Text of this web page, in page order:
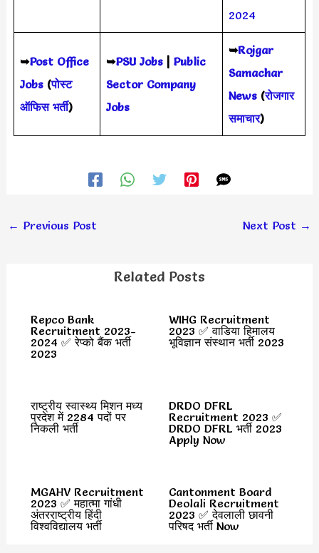
2024
➥Post Office
Jobs(पोस्ट
ऑफिस भर्ती)
➥PSU Jobs| Public
Sector Company
Jobs
➥Rojgar
Samachar
News(रोजगार
समाचार)
← Previous Post Next Post →
Related Posts
Repco Bank
Recruitment 2023-
2024 ✅ रेप्को बैंक भर्ती
2023
WIHG Recruitment
2023 ✅ वाडिया हिमालय
भूविज्ञान संस्थान भर्ती 2023
राष्ट्रीय स्वास्थ्य मिशन मध्य
प्रदेश में 2284 पदों पर
निकली भर्ती
DRDO DFRL
Recruitment 2023 ✅
DRDO DFRL भर्ती 2023
Apply Now
MGAHV Recruitment
2023 ✅ महात्मा गांधी
अंतरराष्ट्रीय हिंदी
विश्वविद्यालय भर्ती
Cantonment Board
Deolali Recruitment
2023 ✅ देवलाली छावनी
परिषद भर्ती Now